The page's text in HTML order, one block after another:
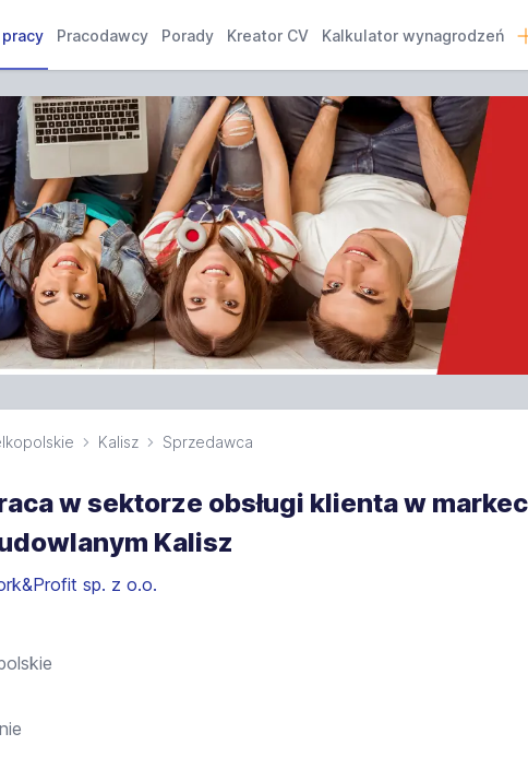
Pracodawcy Porady Kreator CV Kalkulator wynagrodzeń
Kalisz Sprzedawca
w sektorze obsługi klienta w
Kalisz
sp. z o.o.